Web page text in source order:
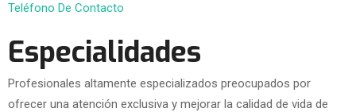
Teléfono De Contacto
Especialidades
Profesionales altamente especializados preocupados por
ofrecer una atención exclusiva y mejorar la calidad de vida de